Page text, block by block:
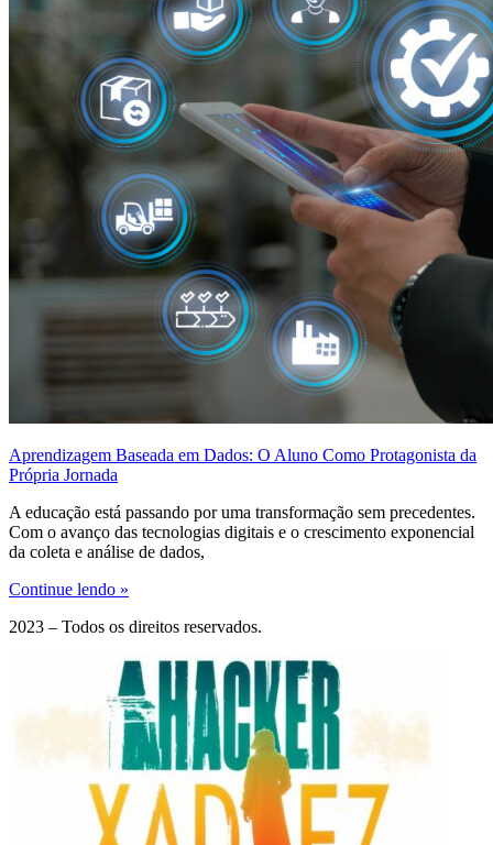
Aprendizagem Baseada em Dados: O Aluno Como Protagonista da
Própria Jornada
A educação está passando por uma transformação sem precedentes.
Com o avanço das tecnologias digitais e o crescimento exponencial
da coleta e análise de dados,
Continue lendo »
2023 – Todos os direitos reservados.